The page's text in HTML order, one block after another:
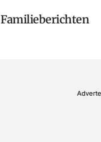
Familieberichten